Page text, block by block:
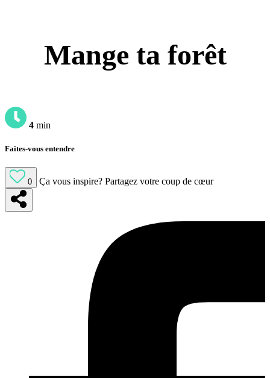
Mange ta forêt
4 min
Faites-vous entendre
0 Ça vous inspire? Partagez votre coup de cœur